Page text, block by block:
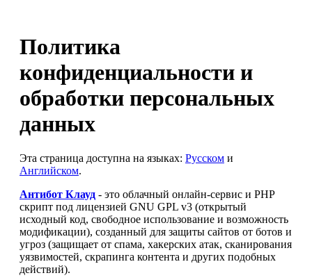
Политика
конфиденциальности и
обработки персональных
данных
Эта страница доступна на языках: Русском и
Английском.
Антибот Клауд - это облачный онлайн-сервис и PHP
скрипт под лицензией GNU GPL v3 (открытый
исходный код, свободное использование и возможность
модификации), созданный для защиты сайтов от ботов и
угроз (защищает от спама, хакерских атак, сканирования
уязвимостей, скрапинга контента и других подобных
действий).